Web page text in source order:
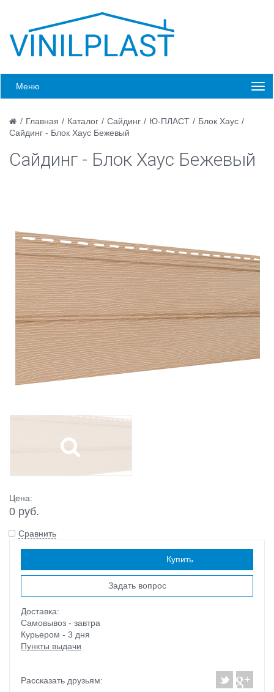
Меню
/ Главная / Каталог / Сайдинг / Ю-ПЛАСТ / Блок Хаус /
Сайдинг - Блок Хаус Бежевый
Сайдинг - Блок Хаус Бежевый
Цена:
0 руб.
Сравнить
Купить
Задать вопрос
Доставка:
Самовывоз - завтра
Курьером - 3 дня
Пункты выдачи
Рассказать друзьям: